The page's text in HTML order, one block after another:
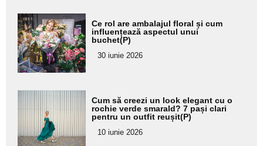
Adaugă
aici textul
pentru
subtitlu
Ce rol are ambalajul floral și cum
influențează aspectul unui
buchet(P)
30 iunie 2026
Adaugă
aici textul
pentru
subtitlu
Cum să creezi un look elegant cu o
rochie verde smarald? 7 pași clari
pentru un outfit reușit(P)
10 iunie 2026